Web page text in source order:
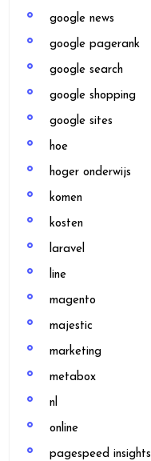
google news
google pagerank
google search
google shopping
google sites
hoe
hoger onderwijs
komen
kosten
laravel
line
magento
majestic
marketing
metabox
nl
online
pagespeed insights